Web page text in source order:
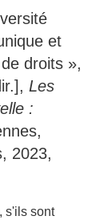
et
droits »,
Les
:
2023,
s'ils sont